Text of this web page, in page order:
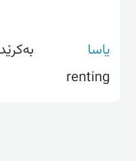
یاسا
renting